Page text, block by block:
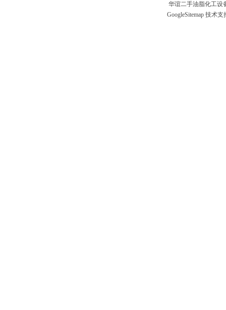
华谊二手油脂化工设
GoogleSitemap 技术支